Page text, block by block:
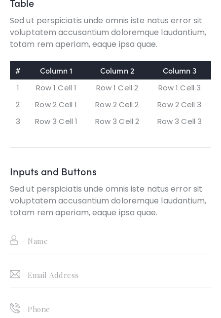
Sed ut perspiciatis unde omnis iste natus error sit
voluptatem accusantium doloremque laudantium,
totam rem aperiam, eaque ipsa quae.
# Column 1 Column 2 Column 3
1 Row 1 Cell 1 Row 1 Cell 2
Row 1 Cell 3
2
Row 2 Cell 1 Row 2 Cell 2
Row 2 Cell 3
3
Row 3 Cell 1 Row 3 Cell 2 Row 3 Cell 3
Inputs and Buttons
Sed ut perspiciatis unde omnis iste natus error sit
voluptatem accusantium doloremque laudantium,
totam rem aperiam, eaque ipsa quae.